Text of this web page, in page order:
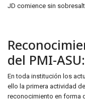
JD comience sin
del PMI-ASU:
En toda institución los
ello la primera actividad
reconocimiento en forma